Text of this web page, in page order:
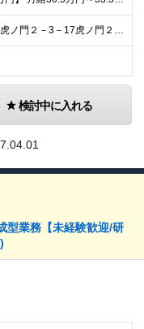
本社勤務／東京都港区虎ノ門２－3－17虎ノ門２丁目タワー ※オフィスに出社可能な地域にお住まいの方（予定を含む）が対象です。 (変更の範囲)会社が許可または指示する場所（リモートワークを含む）
検討中に入れる
型業務【未経験歓迎/研